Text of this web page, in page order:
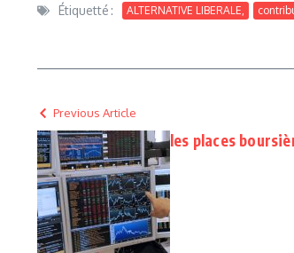
Étiquetté : ALTERNATIVE LIBERALE,
Previous Article
les places